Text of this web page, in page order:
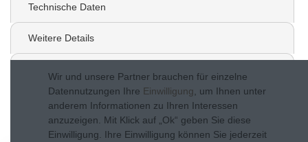
Technische Daten
Weitere Details
Fragen zum Artikel
Bewertungen
Wir und unsere Partner brauchen für einzelne
Datennutzungen Ihre Einwilligung , um Ihnen unter
anderem Informationen zu Ihren Interessen
anzuzeigen. Mit Klick auf „Ok“ geben Sie diese
Einwilligung. Ihre Einwilligung können Sie jederzeit